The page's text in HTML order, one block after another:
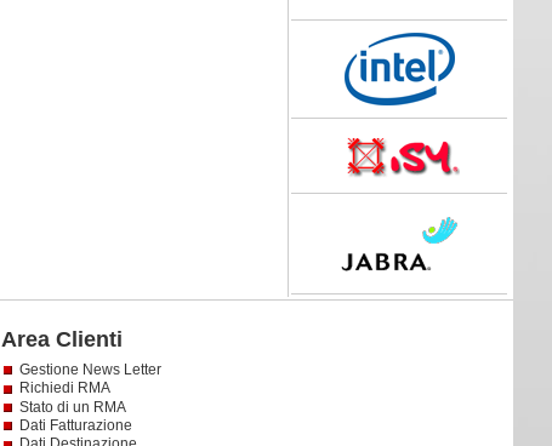
Area Clienti
Gestione News Letter
Richiedi RMA
Stato di un RMA
Dati Fatturazione